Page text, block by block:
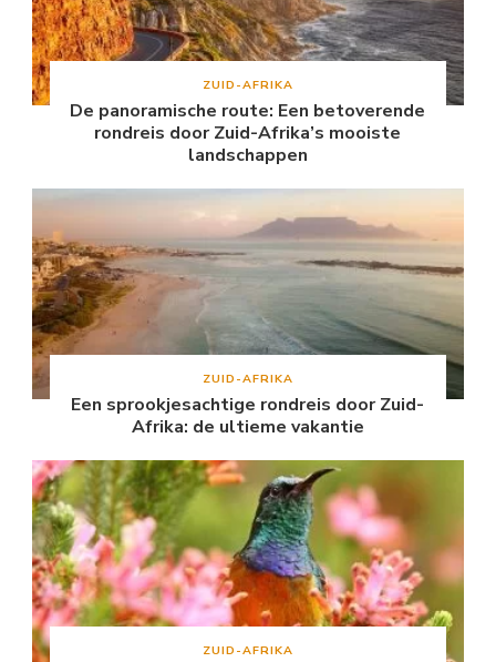
ZUID-AFRIKA
De panoramische route: Een betoverende
rondreis door Zuid-Afrika’s mooiste
landschappen
ZUID-AFRIKA
Een sprookjesachtige rondreis door Zuid-
Afrika: de ultieme vakantie
ZUID-AFRIKA